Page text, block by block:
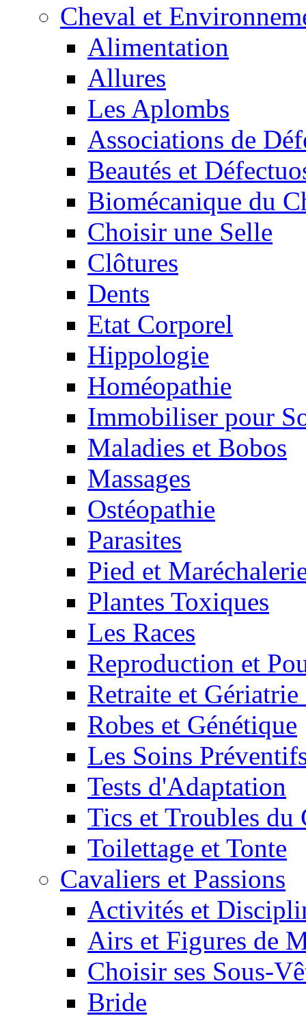
Cheval et
Alimentation
Allures
Les Aplombs
Associations de
Beautés et
Biomécanique du
Choisir une Selle
Clôtures
Dents
Etat Corporel
Hippologie
Homéopathie
Immobiliser pour
Maladies et Bobos
Massages
Ostéopathie
Parasites
Pied et
Plantes Toxiques
Les Races
Reproduction et
Retraite et
Robes et Génétique
Les Soins
Tests d'Adaptation
Tics et Troubles du
Toilettage et Tonte
Cavaliers et Passions
Activités et
Airs et Figures de
Choisir ses Sous-
Bride